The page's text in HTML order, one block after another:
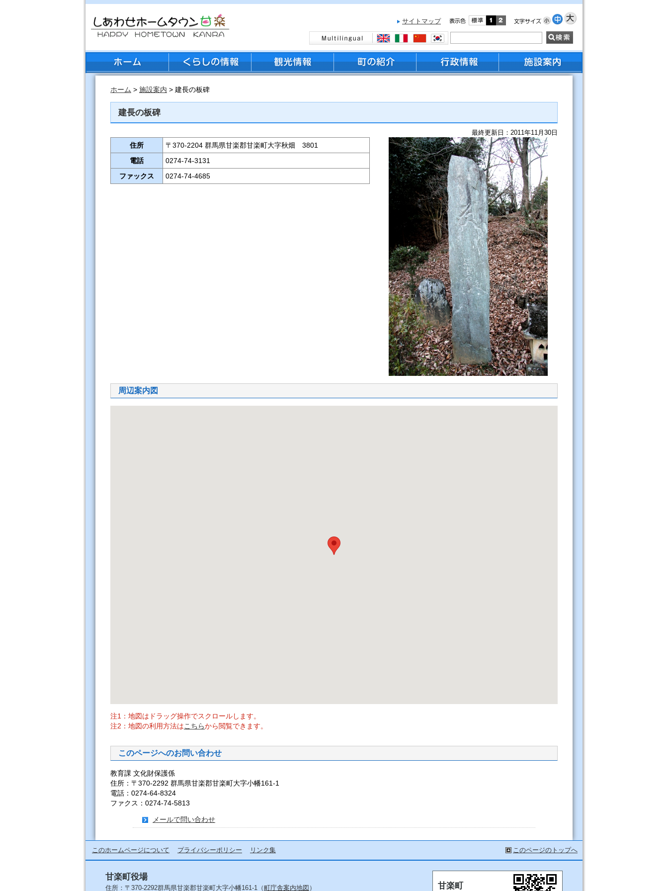
サイトマップ
ホーム > 施設案内 > 建長の板碑
建長の板碑
最終更新日：2011年11月30日
住所
〒370-2204 群馬県甘楽郡甘楽町大字秋畑 3801
電話
0274-74-3131
ファックス
0274-74-4685
周辺案内図
注1：地図はドラッグ操作でスクロールします。
注2：地図の利用方法はこちらから閲覧できます。
このページへのお問い合わせ
教育課 文化財保護係
住所：〒370-2292 群馬県甘楽郡甘楽町大字小幡161-1
電話：0274-64-8324
ファクス：0274-74-5813
メールで問い合わせ
このページのトップへ
このホームページについて プライバシーポリシー リンク集
甘楽町役場
住所：〒370-2292群馬県甘楽郡甘楽町大字小幡161-1（町庁舎案内地図 ） 甘楽町